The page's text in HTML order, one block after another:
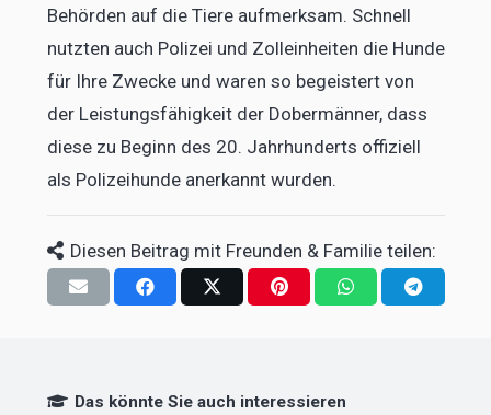
Behörden auf die Tiere aufmerksam. Schnell
nutzten auch Polizei und Zolleinheiten die Hunde
für Ihre Zwecke und waren so begeistert von
der Leistungsfähigkeit der Dobermänner, dass
diese zu Beginn des 20. Jahrhunderts offiziell
als Polizeihunde anerkannt wurden.
Diesen Beitrag mit Freunden & Familie teilen:
Das könnte Sie auch interessieren
Hundeanmeldung: